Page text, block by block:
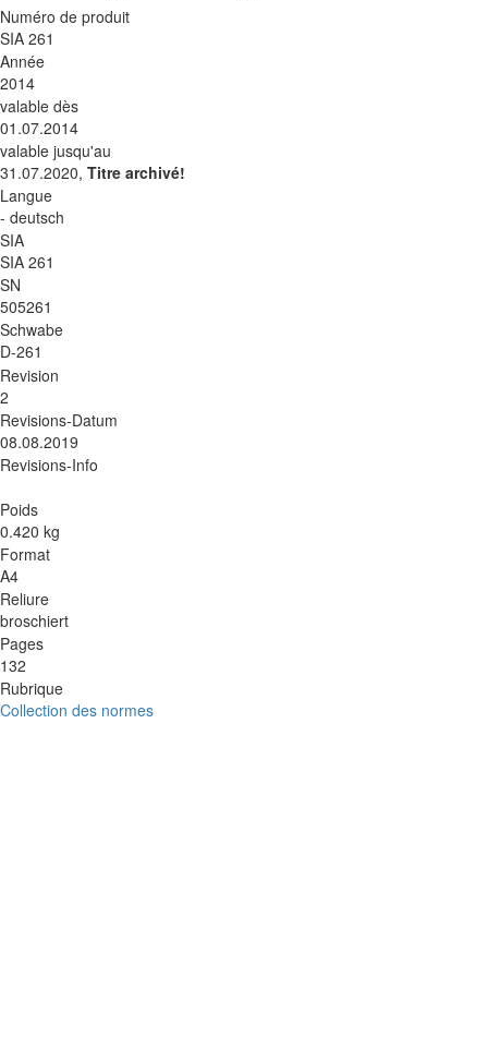
Numéro de produit
SIA 261
Année
2014
valable dès
01.07.2014
valable jusqu'au
31.07.2020, Titre archivé!
Langue
- deutsch
SIA
SIA 261
SN
505261
Schwabe
D-261
Revision
2
Revisions-Datum
08.08.2019
Revisions-Info
Poids
0.420 kg
Format
A4
Reliure
broschiert
Pages
132
Rubrique
Collection des normes